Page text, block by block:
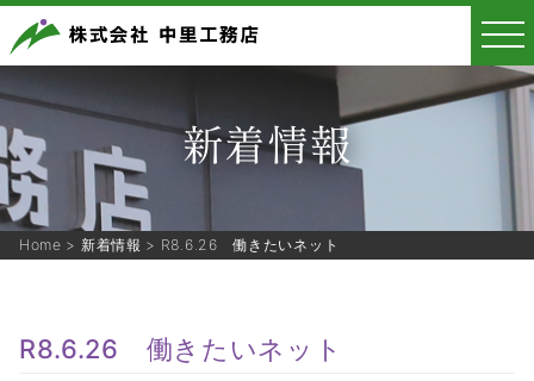
新着情報
Home > 新着情報 > R8.6.26 働きたいネット
R8.6.26 働きたいネット